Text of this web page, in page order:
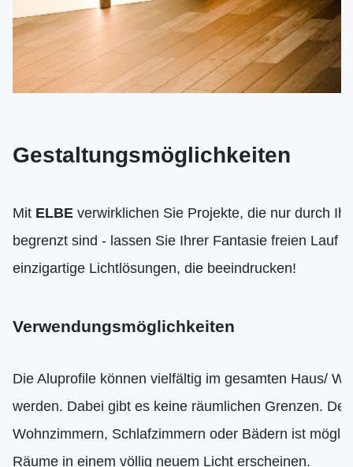
Gestaltungsmöglichkeiten
Mit ELBE verwirklichen Sie Projekte, die nur durch
begrenzt sind - lassen Sie Ihrer Fantasie freien Lauf
einzigartige Lichtlösungen, die beeindrucken!
Verwendungsmöglichkeiten
Die Aluprofile können vielfältig im gesamten Haus/
werden. Dabei gibt es keine räumlichen Grenzen.
Wohnzimmern, Schlafzimmern oder Bädern ist
Räume in einem völlig neuem Licht erscheinen.